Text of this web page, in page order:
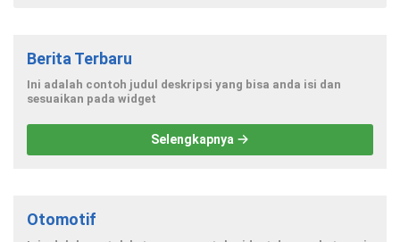
Berita Terbaru
Ini adalah contoh judul deskripsi yang bisa anda isi dan
sesuaikan pada widget
Selengkapnya
Otomotif